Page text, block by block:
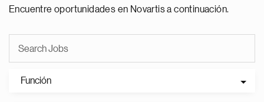
Encuentre oportunidades en Novartis a continuación.
Función